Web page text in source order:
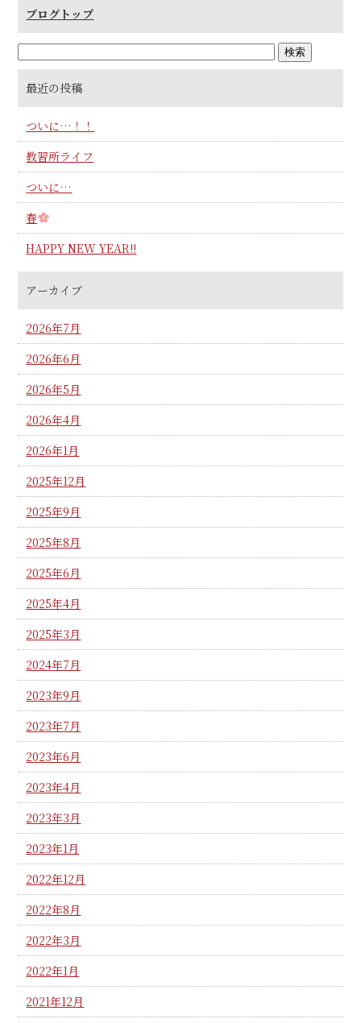
ブログトップ
最近の投稿
ついに…！！
教習所ライフ
ついに…
春
HAPPY NEW YEAR!!
アーカイブ
2026年7月
2026年6月
2026年5月
2026年4月
2026年1月
2025年12月
2025年9月
2025年8月
2025年6月
2025年4月
2025年3月
2024年7月
2023年9月
2023年7月
2023年6月
2023年4月
2023年3月
2023年1月
2022年12月
2022年8月
2022年3月
2022年1月
2021年12月